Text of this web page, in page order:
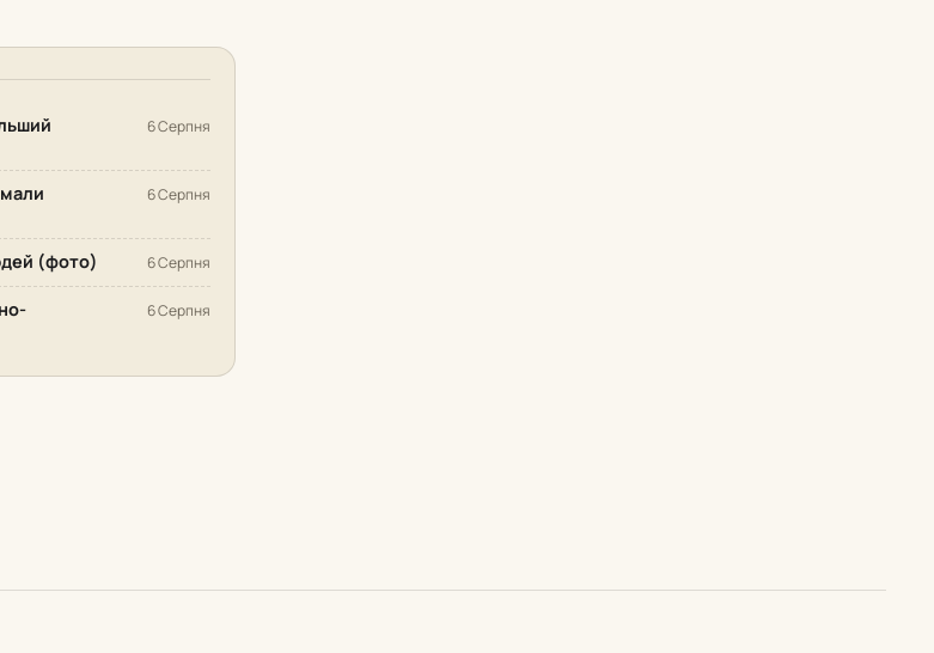
6 Серпня
6 Серпня
(фото) 6 Серпня
6 Серпня